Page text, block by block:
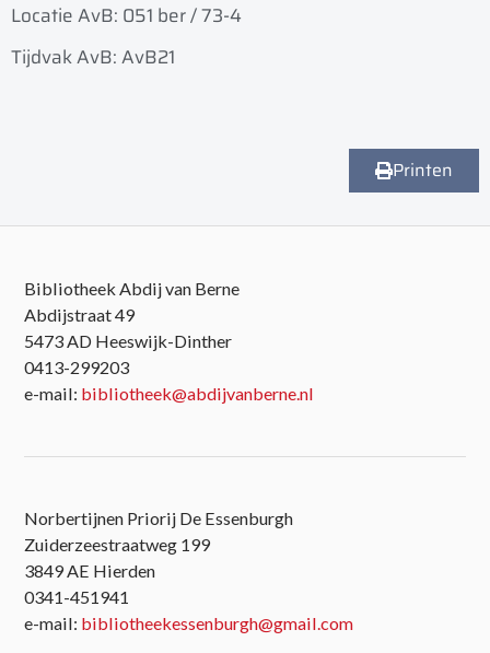
Locatie AvB: 051 ber / 73-4
Tijdvak AvB: AvB21
Printen
Bibliotheek Abdij van Berne
Abdijstraat 49
5473 AD Heeswijk-Dinther
0413-299203
e-mail: bibliotheek@abdijvanberne.nl
Norbertijnen Priorij De Essenburgh
Zuiderzeestraatweg 199
3849 AE Hierden
0341-451941
e-mail: bibliotheekessenburgh@gmail.com